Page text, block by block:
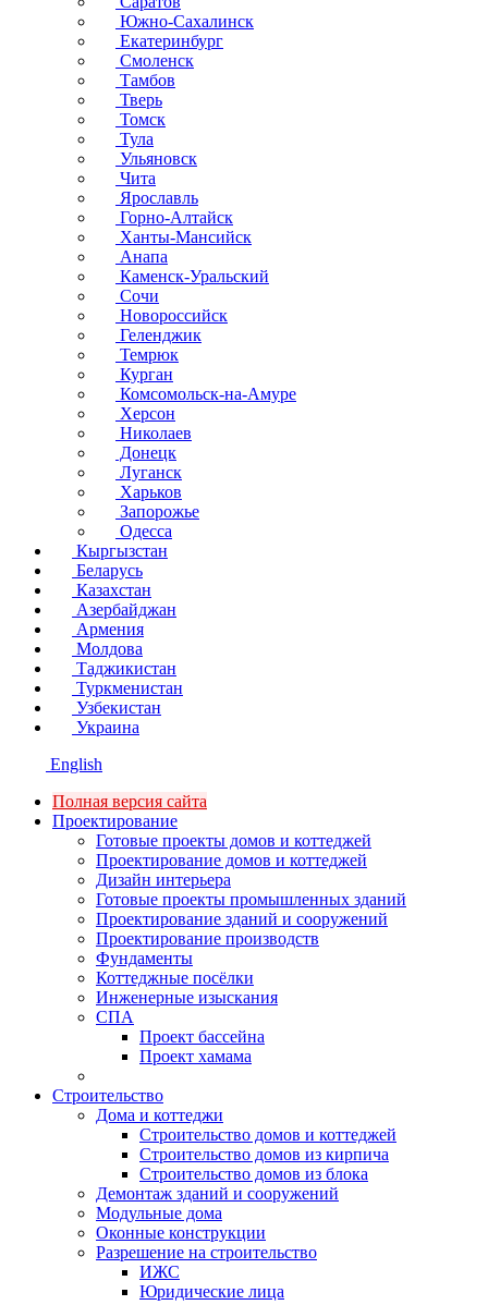
Южно-Сахалинск
Екатеринбург
Смоленск
Тамбов
Тверь
Томск
Тула
Ульяновск
Чита
Ярославль
Горно-Алтайск
Ханты-Мансийск
Анапа
Каменск-Уральский
Сочи
Новороссийск
Геленджик
Темрюк
Курган
Комсомольск-на-Амуре
Херсон
Николаев
Донецк
Луганск
Харьков
Запорожье
Одесса
Кыргызстан
Беларусь
Казахстан
Азербайджан
Армения
Молдова
Таджикистан
Туркменистан
Узбекистан
Украина
English
Полная версия сайта
Проектирование
Готовые проекты домов и коттеджей
Проектирование домов и коттеджей
Дизайн интерьера
Готовые проекты промышленных зданий
Проектирование зданий и сооружений
Проектирование производств
Фундаменты
Коттеджные посёлки
Инженерные изыскания
СПА
Проект бассейна
Проект хамама
Строительство
Дома и коттеджи
Строительство домов и коттеджей
Строительство домов из кирпича
Строительство домов из блока
Демонтаж зданий и сооружений
Модульные дома
Оконные конструкции
Разрешение на строительство
ИЖС
Юридические лица